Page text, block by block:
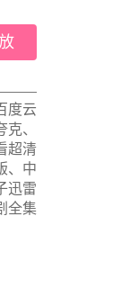
度云
、
超清
、中
迅雷
全集